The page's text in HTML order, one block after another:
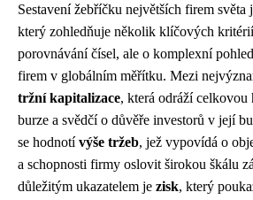
Sestavení žebříčku největších firem světa
který zohledňuje několik klíčových
porovnávání čísel, ale o komplexní
firem v globálním měřítku. Mezi
tržní kapitalizace, která odráží
burze a svědčí o důvěře investorů v její
se hodnotívýše tržeb, jež vypovídá o
a schopnosti firmy oslovit širokou škálu
důležitým ukazatelem je zisk, který